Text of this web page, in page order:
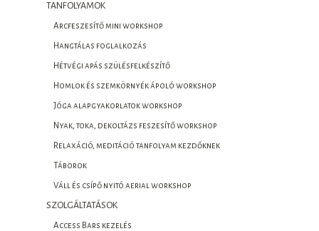
TANFOLYAMOK
Arcfeszesítő mini workshop
Hangtálas foglalkozás
Hétvégi apás szülésfelkészítő
Homlok és szemkörnyék ápoló workshop
Jóga alapgyakorlatok workshop
Nyak, toka, dekoltázs feszesítő workshop
Relaxáció, meditáció tanfolyam kezdőknek
Táborok
Váll és csípő nyitó aerial workshop
SZOLGÁLTATÁSOK
Access Bars kezelés